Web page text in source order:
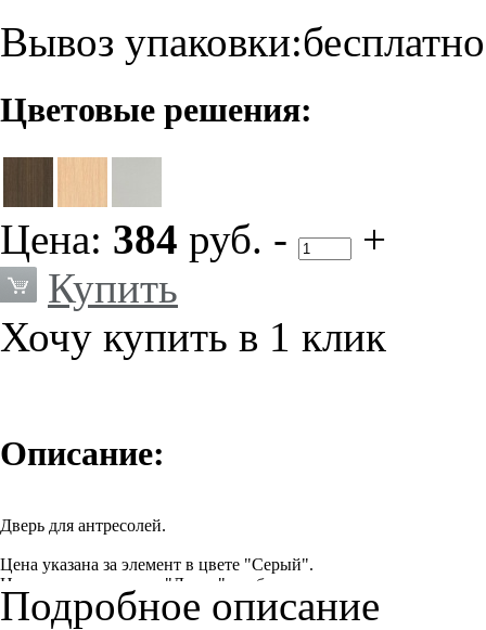
Вывоз упаковки:бесплатно
Цветовые решения:
Цена: 384 руб. -
+
Купить
Хочу купить в 1 клик
Описание:
Дверь для антресолей.
Цена указана за элемент в цвете "Серый".
Цену изделия в цвете "Легно" необходимо уточнить у вашего
Подробное описание